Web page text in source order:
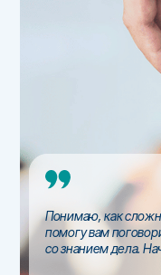
Понимаю, как
помогу вам
со знанием дела.